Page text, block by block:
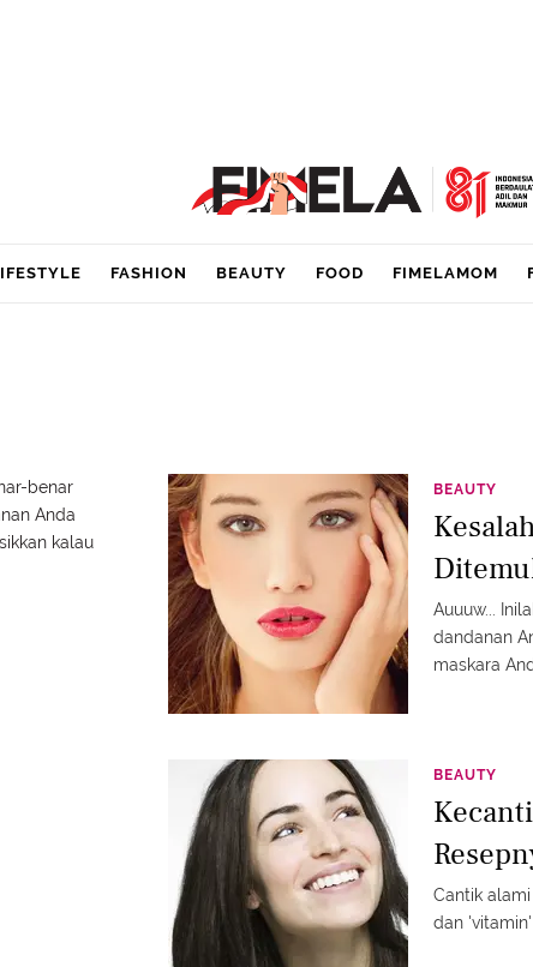
FASHION BEAUTY FOOD FIMELAMOM
benar
Anda
kalau
BEAUTY
Auuuw...
dandanan
maskara
BEAUTY
Cantik
dan 'vitamin'